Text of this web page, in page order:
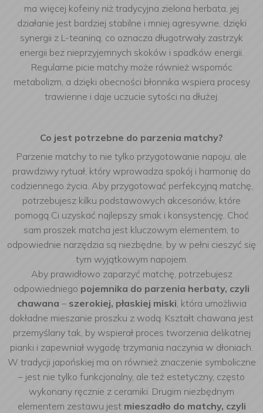
ma więcej kofeiny niż tradycyjna zielona herbata, jej
działanie jest bardziej stabilne i mniej agresywne, dzięki
synergii z L-teaniną, co oznacza długotrwały zastrzyk
energii bez nieprzyjemnych skoków i spadków energii.
Regularne picie matchy może również wspomóc
metabolizm, a dzięki obecności błonnika wspiera procesy
trawienne i daje uczucie sytości na dłużej.
Co jest potrzebne do parzenia matchy?
Parzenie matchy to nie tylko przygotowanie napoju, ale
prawdziwy rytuał, który wprowadza spokój i harmonię do
codziennego życia. Aby przygotować perfekcyjną matchę,
potrzebujesz kilku podstawowych akcesoriów, które
pomogą Ci uzyskać najlepszy smak i konsystencję. Choć
sam proszek matcha jest kluczowym elementem, to
odpowiednie narzędzia są niezbędne, by w pełni cieszyć się
tym wyjątkowym napojem.
Aby prawidłowo zaparzyć matchę, potrzebujesz
odpowiedniego pojemnika do parzenia herbaty, czyli
chawana –szerokiej, płaskiej miski, która umożliwia
dokładne mieszanie proszku z wodą. Kształt chawana jest
przemyślany tak, by wspierał proces tworzenia delikatnej
pianki i zapewniał wygodę trzymania naczynia w dłoniach.
W tradycji japońskiej ma on również znaczenie symboliczne
– jest nie tylko funkcjonalny, ale też estetyczny, często
wykonany ręcznie z ceramiki. Drugim niezbędnym
elementem zestawu jest mieszadło do matchy, czyli